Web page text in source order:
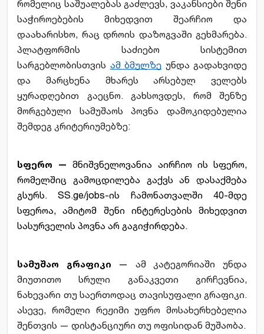
რომელიც საშუალებას გაძლევს, ვაკანსიები შენი
საჭიროებების მიხედვით შეარჩიო და
დაახარისხო, რაც დროის დაზოგვაში გეხმარება.
პლატფორმის საძიებო სისტემით
სარგებლობისთვის ამ ბმულზე უნდა გადახვიდე
და მარცხენა მხარეს არსებულ ველებს
ყურადღებით გაეცნო. გახსოვდეს, რომ შენზე
მორგებული სამუშაოს პოვნა დამოკიდებულია
შემდეგ კრიტერიუმებზე:
სფერო — მნიშვნელოვანია აირჩიო ის სფერო,
რომელშიც გამოცდილება გაქვს ან დასაქმება
გსურს. SS.ge/jobs-ის ჩამონათვალში 40-მდე
სფეროა, ამიტომ შენი ინტერესების მიხედვით
სასურველის პოვნა არ გაგიჭირდება.
სამუშაო გრაფიკი — ამ კატეგორიაში უნდა
მიუთითო სრული განაკვეთი გირჩევნია,
ნახევარი თუ საერთოდაც თავისუფალი გრაფიკი.
ასევე, რომელი რეჟიმი უფრო მოსახერხებელია
შენთვის — დისტანციური თუ ოფისიდან მუშაობა.